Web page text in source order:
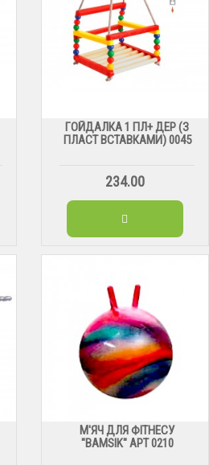
ГОЙДАЛКА 1 ПЛ+ ДЕР (З
ПЛАСТ ВСТАВКАМИ) 0045
234.00
М'ЯЧ ДЛЯ ФІТНЕСУ
"BAMSIK" АРТ 0210